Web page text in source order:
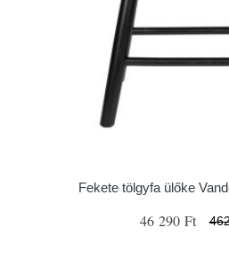
Fekete tölgyfa ülőke
46 290 Ft